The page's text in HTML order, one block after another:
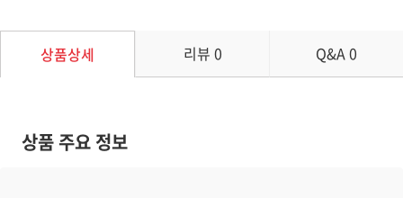
상품상세 리뷰 0 Q&A0
상품 주요 정보